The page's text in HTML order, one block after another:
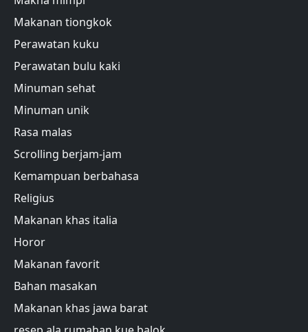
Makanan tiongkok
Perawatan kuku
Perawatan bulu kaki
Minuman sehat
Minuman unik
Rasa malas
Scrolling berjam-jam
Kemampuan berbahasa
Religius
Makanan khas italia
Horor
Makanan favorit
Bahan masakan
Makanan khas jawa barat